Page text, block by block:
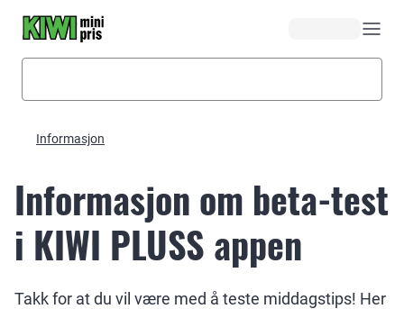
Informasjon
Informasjon om beta-test
i KIWI PLUSS appen
Takk for at du vil være med å teste middagstips! Her